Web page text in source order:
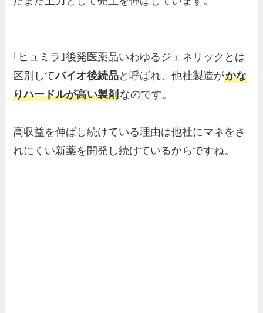
｢ヒュミラ｣後発医薬品いわゆるジェネリックとは
区別してバイオ後続品と呼ばれ、他社製造がかな
りハードルが高い製剤なのです。
高収益を伸ばし続けている理由は他社にマネをさ
れにくい新薬を開発し続けているからですね。